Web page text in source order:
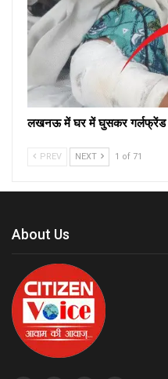
लखनऊ में घर में घुसकर गर्लफ्रेंड
PREV NEXT 1 of 71
About Us